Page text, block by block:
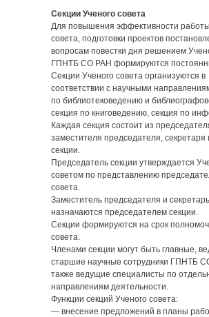
Секции Ученого совета
Для повышения эффективности
совета, подготовки проектов
вопросам повестки дня решением
ГПНТБ СО РАН формируются
Секции Ученого совета организуются в
соответствии с научными
по библиотековедению и
секция по книговедению, секция по
Каждая секция состоит из
заместителя председателя, секретаря
секции.
Председатель секции утверждается
советом по представлению
совета.
Заместитель председателя и секретарь
назначаются председателем секции.
Секции формируются на срок
совета.
Членами секции могут быть главные,
старшие научные сотрудники ГПНТБ
также ведущие специалисты по
направлениям деятельности.
Функции секций Ученого совета:
— внесение предложений в планы